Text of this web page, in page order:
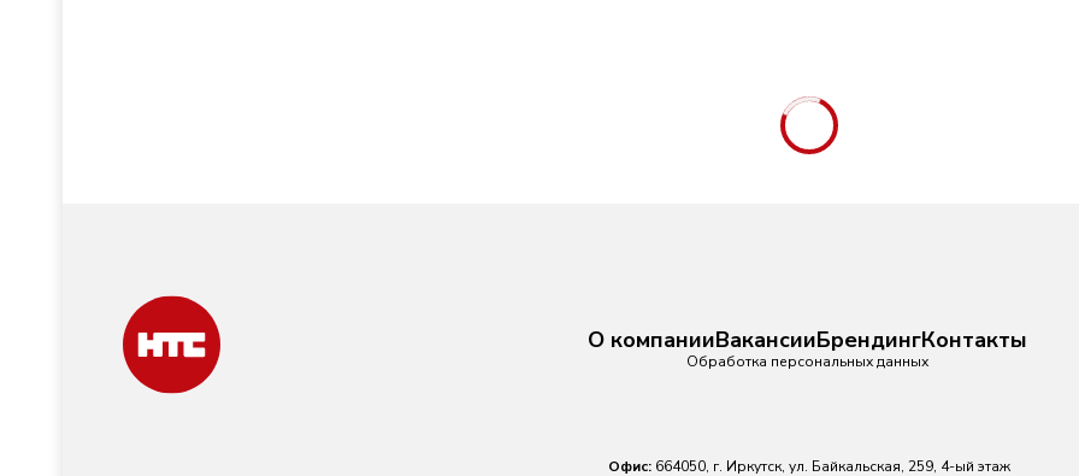
О компанииВакансииБрендингКонтакты
Обработка персональных данных
Офис: 664050, г. Иркутск, ул. Байкальская, 259, 4-ый этаж